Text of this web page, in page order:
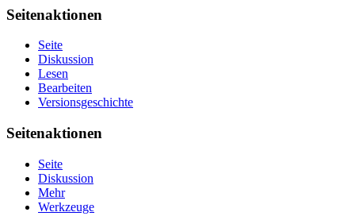
Seitenaktionen
Seite
Diskussion
Lesen
Bearbeiten
Versionsgeschichte
Seitenaktionen
Seite
Diskussion
Mehr
Werkzeuge